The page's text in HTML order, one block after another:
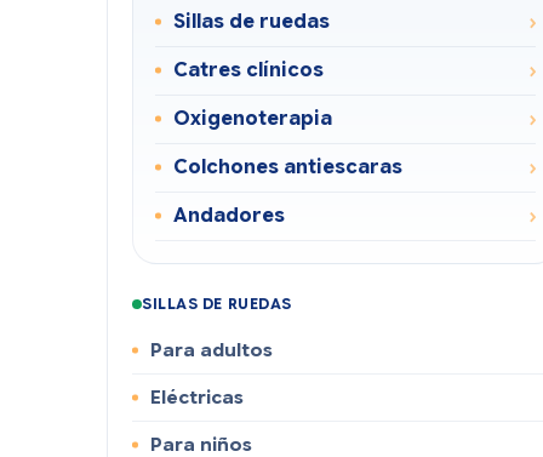
Sillas de ruedas
Catres clínicos
Oxigenoterapia
Colchones antiescaras
Andadores
SILLAS DE RUEDAS
Para adultos
Eléctricas
Para niños